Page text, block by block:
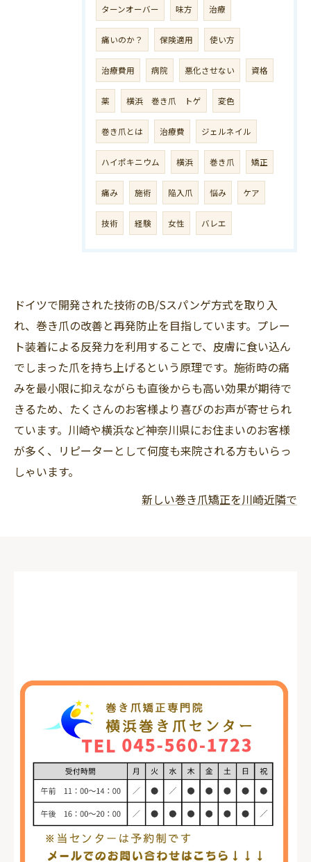
ターンオーバー 味方 治療
痛いのか？ 保険適用 使い方
治療費用 病院 悪化させない 資格
薬 横浜 巻き爪 トゲ 変色
巻き爪とは 治療費 ジェルネイル
ハイポキニウム 横浜 巻き爪 矯正
痛み 施術 陥入爪 悩み ケア
技術 経験 女性 バレエ
ドイツで開発された技術のB/Sスパンゲ方式を取り入
れ、巻き爪の改善と再発防止を目指しています。プレー
ト装着による反発力を利用することで、皮膚に食い込ん
でしまった爪を持ち上げるという原理です。施術時の痛
みを最小限に抑えながらも直後からも高い効果が期待で
きるため、たくさんのお客様より喜びのお声が寄せられ
ています。川崎や横浜など神奈川県にお住まいのお客様
が多く、リピーターとして何度も来院される方もいらっ
しゃいます。
新しい巻き爪矯正を川崎近隣で